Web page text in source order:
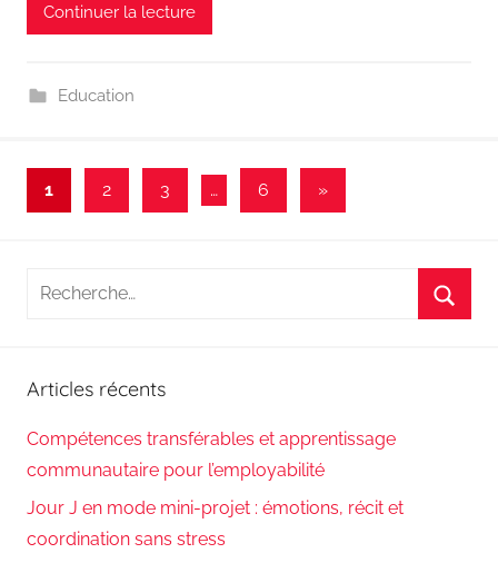
Continuer la lecture
Education
Pagination
1 2 3 … 6
Articles
suivants
»
Recherche
Articles récents
Compétences transférables et apprentissage
communautaire pour l’employabilité
Jour J en mode mini-projet : émotions, récit et
coordination sans stress